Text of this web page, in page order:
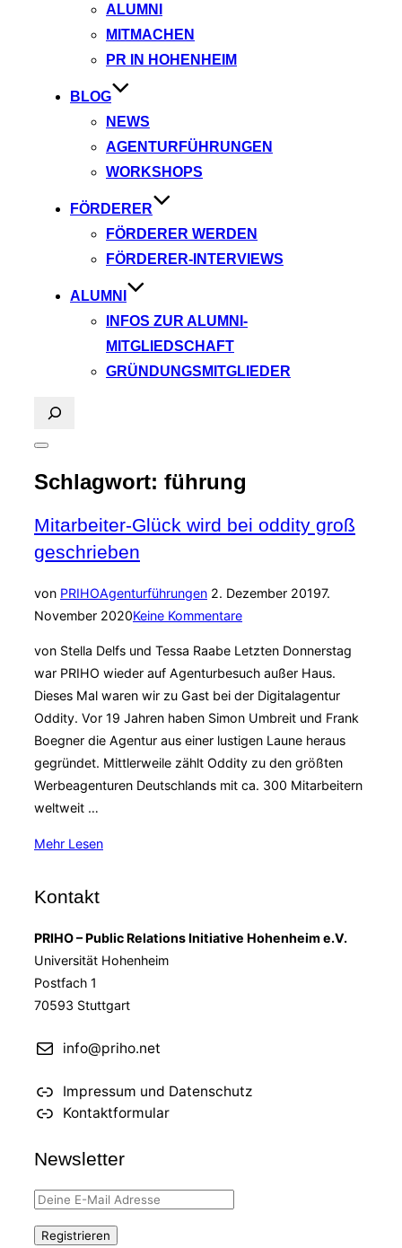
ALUMNI
MITMACHEN
PR IN HOHENHEIM
BLOG
NEWS
AGENTURFÜHRUNGEN
WORKSHOPS
FÖRDERER
FÖRDERER WERDEN
FÖRDERER-INTERVIEWS
ALUMNI
INFOS ZUR ALUMNI-
MITGLIEDSCHAFT
GRÜNDUNGSMITGLIEDER
Suchen
Seitenleiste
Navigation
umschalten
Schlagwort: führung
Mitarbeiter-Glück wird bei oddity groß
geschrieben
von PRIHOAgenturführungenVeröffentlicht
am
2. Dezember 20197.
November 2020Keine Kommentare
von Stella Delfs und Tessa Raabe Letzten Donnerstag
war PRIHO wieder auf Agenturbesuch außer Haus.
Dieses Mal waren wir zu Gast bei der Digitalagentur
Oddity. Vor 19 Jahren haben Simon Umbreit und Frank
Boegner die Agentur aus einer lustigen Laune heraus
gegründet. Mittlerweile zählt Oddity zu den größten
Werbeagenturen Deutschlands mit ca. 300 Mitarbeitern
weltweit …
Mehr über
Glück
bei
oddity
groß
geschrieben“
Lesen
Kontakt
PRIHO – Public Relations Initiative Hohenheim e.V.
Universität Hohenheim
Postfach 1
70593 Stuttgart
info@priho.net
Impressum und Datenschutz
Kontaktformular
Newsletter